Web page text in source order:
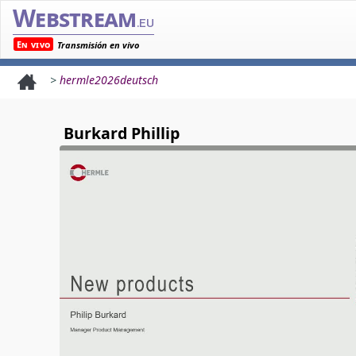
Webstream.eu
En vivo Transmisión en vivo
> hermle2026deutsch
Burkard Phillip